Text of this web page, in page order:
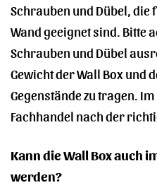
Schrauben und Dübel,
Wand geeignet sind. Bitte
Schrauben und Dübel
Gewicht der Wall Box und
Gegenstände zu tragen.
Fachhandel nach der
Kann die Wall Box auch
werden?